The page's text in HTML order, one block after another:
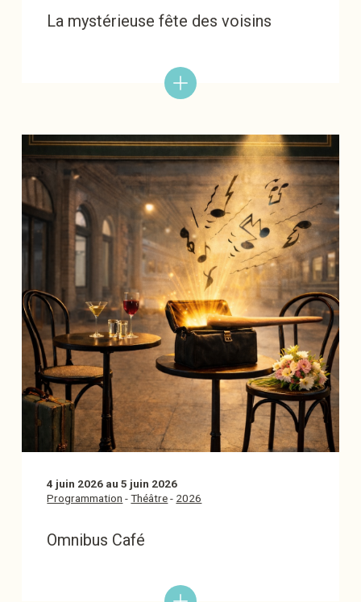
La mystérieuse fête des voisins
4 juin 2026 au 5 juin 2026
Programmation -Théâtre- 2026
Omnibus Café